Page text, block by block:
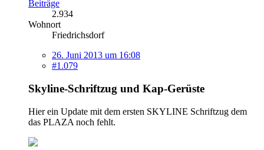
Beiträge
2.934
Wohnort
Friedrichsdorf
26. Juni 2013 um 16:08
#1.079
Skyline-Schriftzug und Kap-Gerüste
Hier ein Update mit dem ersten SKYLINE Schriftzug dem
das PLAZA noch fehlt.